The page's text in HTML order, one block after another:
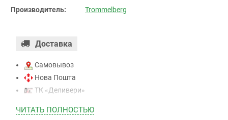
Производитель: Trommelberg
Доставка
Самовывоз
Нова Пошта
ТК «Деливери»
ТК “Justin”
ЧИТАТЬ ПОЛНОСТЬЮ